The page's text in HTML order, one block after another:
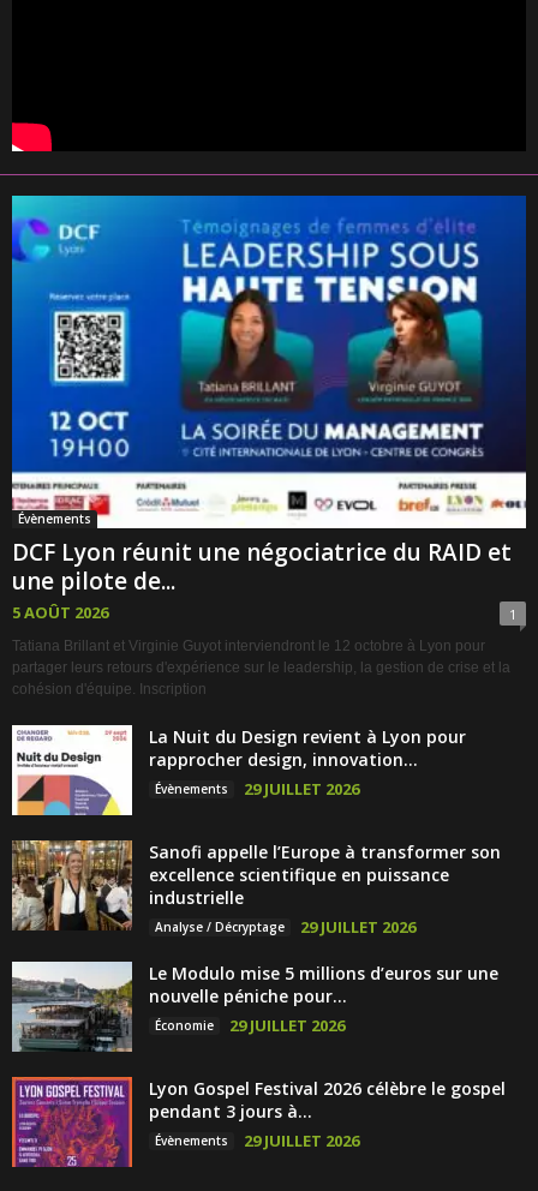
Évènements
DCF Lyon réunit une négociatrice du RAID et
une pilote de...
5 AOÛT 2026 1
Tatiana Brillant et Virginie Guyot interviendront le 12 octobre à Lyon pour
partager leurs retours d'expérience sur le leadership, la gestion de crise et la
cohésion d'équipe. Inscription
La Nuit du Design revient à Lyon pour
rapprocher design, innovation...
Évènements 29 JUILLET 2026
Sanofi appelle l’Europe à transformer son
excellence scientifique en puissance
industrielle
Analyse / Décryptage 29 JUILLET 2026
Le Modulo mise 5 millions d’euros sur une
nouvelle péniche pour...
Économie 29 JUILLET 2026
Lyon Gospel Festival 2026 célèbre le gospel
pendant 3 jours à...
Évènements 29 JUILLET 2026